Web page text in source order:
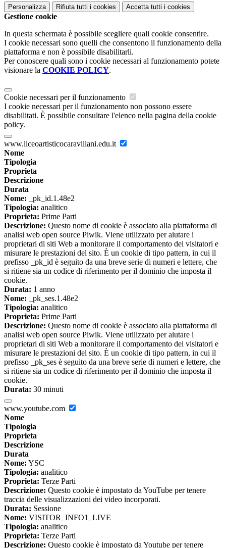
Personalizza Rifiuta tutti i cookies Accetta tutti i cookies
Gestione cookie
In questa schermata è possibile scegliere quali cookie consentire.
I cookie necessari sono quelli che consentono il funzionamento della
piattaforma e non è possibile disabilitarli.
Per conoscere quali sono i cookie necessari al funzionamento potete
visionare la COOKIE POLICY.
Cookie necessari per il funzionamento
I cookie necessari per il funzionamento non possono essere
disabilitati. È possibile consultare l'elenco nella pagina della cookie
policy.
www.liceoartisticocaravillani.edu.it
Nome
Tipologia
Proprieta
Descrizione
Durata
Nome: _pk_id.1.48e2
Tipologia: analitico
Proprieta: Prime Parti
Descrizione: Questo nome di cookie è associato alla piattaforma di
analisi web open source Piwik. Viene utilizzato per aiutare i
proprietari di siti Web a monitorare il comportamento dei visitatori e
misurare le prestazioni del sito. È un cookie di tipo pattern, in cui il
prefisso _pk_id è seguito da una breve serie di numeri e lettere, che
si ritiene sia un codice di riferimento per il dominio che imposta il
cookie.
Durata: 1 anno
Nome: _pk_ses.1.48e2
Tipologia: analitico
Proprieta: Prime Parti
Descrizione: Questo nome di cookie è associato alla piattaforma di
analisi web open source Piwik. Viene utilizzato per aiutare i
proprietari di siti Web a monitorare il comportamento dei visitatori e
misurare le prestazioni del sito. È un cookie di tipo pattern, in cui il
prefisso _pk_ses è seguito da una breve serie di numeri e lettere, che
si ritiene sia un codice di riferimento per il dominio che imposta il
cookie.
Durata: 30 minuti
www.youtube.com
Nome
Tipologia
Proprieta
Descrizione
Durata
Nome: YSC
Tipologia: analitico
Proprieta: Terze Parti
Descrizione: Questo cookie è impostato da YouTube per tenere
traccia delle visualizzazioni dei video incorporati.
Durata: Sessione
Nome: VISITOR_INFO1_LIVE
Tipologia: analitico
Proprieta: Terze Parti
Descrizione: Questo cookie è impostato da Youtube per tenere